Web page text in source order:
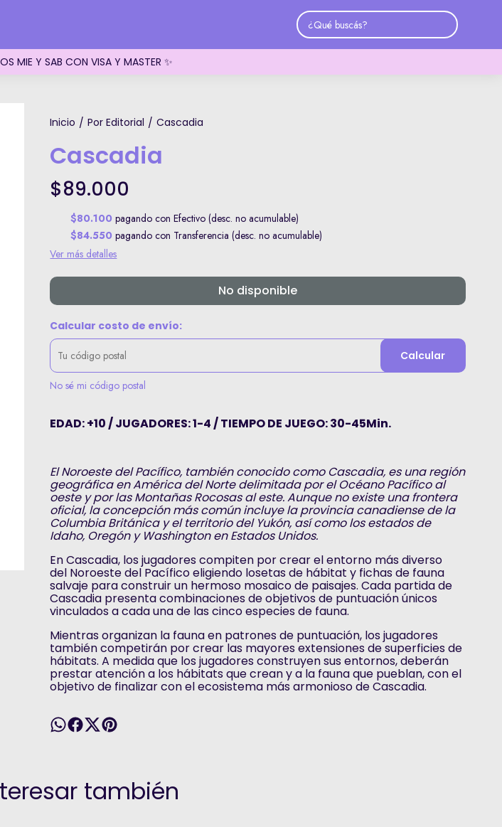
MIE Y SAB CON VISA Y MASTER ✨
Inicio / Por Editorial / Cascadia
Cascadia
$89.000
$80.100 pagando con Efectivo (desc. no acumulable)
$84.550 pagando con Transferencia (desc. no acumulable)
Ver más detalles
No disponible
Calcular costo de envío:
Calcular
No sé mi código postal
EDAD: +10 / JUGADORES: 1-4 / TIEMPO DE JUEGO: 30-45Min.
El Noroeste del Pacífico, también conocido como Cascadia, es una región
geográfica en América del Norte delimitada por el Océano Pacífico al
oeste y por las Montañas Rocosas al este. Aunque no existe una frontera
oficial, la concepción más común incluye la provincia canadiense de la
Columbia Británica y el territorio del Yukón, así como los estados de
Idaho, Oregón y Washington en Estados Unidos.
En Cascadia, los jugadores compiten por crear el entorno más diverso
del Noroeste del Pacífico eligiendo losetas de hábitat y fichas de fauna
salvaje para construir un hermoso mosaico de paisajes. Cada partida de
Cascadia presenta combinaciones de objetivos de puntuación únicos
vinculados a cada una de las cinco especies de fauna.
Mientras organizan la fauna en patrones de puntuación, los jugadores
también competirán por crear las mayores extensiones de superficies de
hábitats. A medida que los jugadores construyen sus entornos, deberán
prestar atención a los hábitats que crean y a la fauna que pueblan, con el
objetivo de finalizar con el ecosistema más armonioso de Cascadia.
también